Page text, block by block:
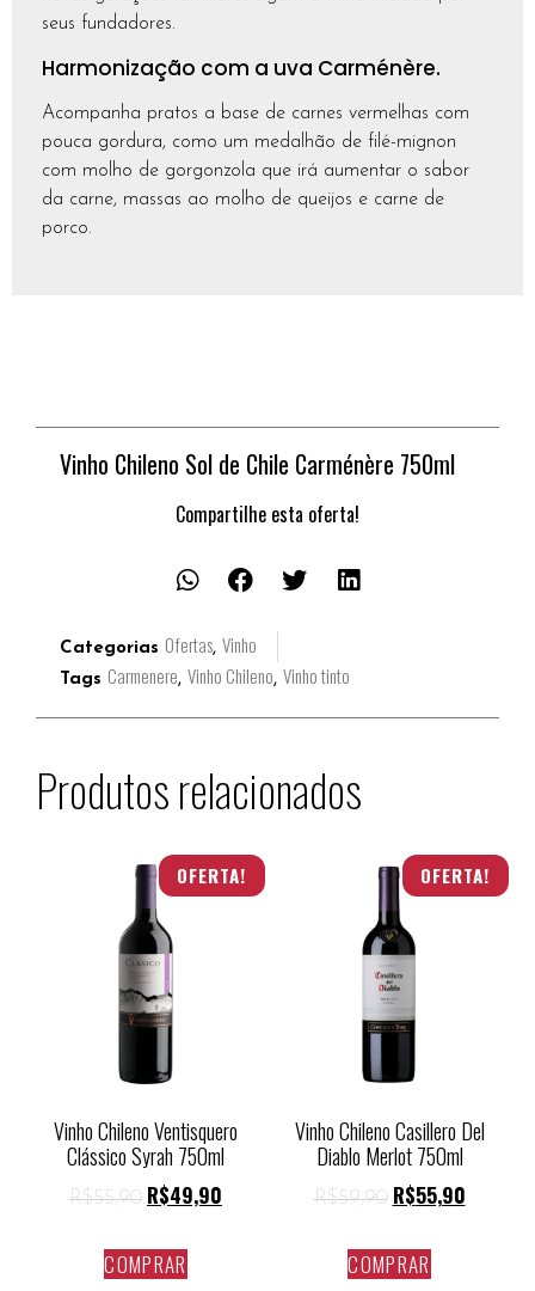
seus fundadores.
Harmonização com a uva Carménère.
Acompanha pratos a base de carnes vermelhas com
pouca gordura, como um medalhão de filé-mignon
com molho de gorgonzola que irá aumentar o sabor
da carne, massas ao molho de queijos e carne de
porco.
Vinho Chileno Sol de Chile Carménère 750ml
Compartilhe esta oferta!
Categorias Ofertas, Vinho
Tags Carmenere, Vinho Chileno, Vinho tinto
Produtos relacionados
OFERTA!
Vinho Chileno Ventisquero
Clássico Syrah 750ml
R$55,90 R$49,90
COMPRAR
OFERTA!
Vinho Chileno Casillero Del
Diablo Merlot 750ml
R$59,90 R$55,90
COMPRAR